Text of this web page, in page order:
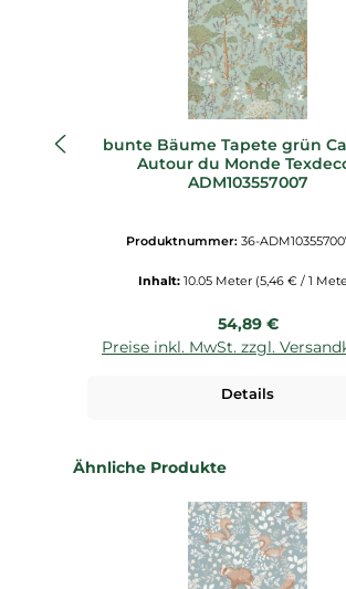
bunte Bäume Tapete grün
Autour du Monde
ADM103557007
Produktnummer: 36-
Inhalt: 10.05 Meter (5,46 € / 1
Regulärer Preis:
54,89 €
Preise inkl. MwSt. zzgl.
Details
Produktgalerie überspringen
Ähnliche Produkte